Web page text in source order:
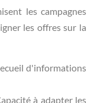
les campagnes
les offres sur la
d'informations
à adapter les